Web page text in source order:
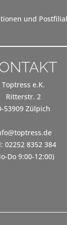
und
Toptress e.K.
Ritterstr. 2
53909 Zülpich
02252 8352 384
Do 9:00-12:00)